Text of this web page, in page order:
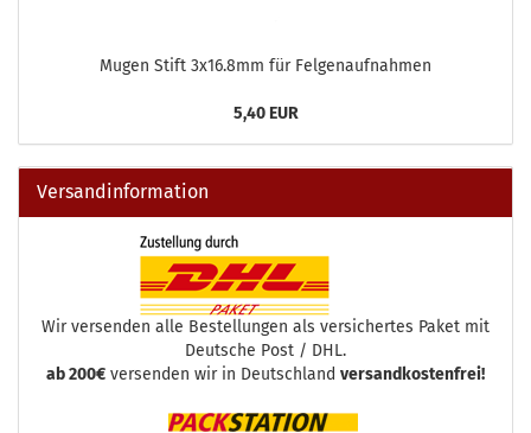
Mugen Stift 3x16.8mm für Felgenaufnahmen
5,40 EUR
Versandinformation
Wir versenden alle Bestellungen als versichertes Paket mit
Deutsche Post / DHL.
ab 200€ versenden wir in Deutschland versandkostenfrei!